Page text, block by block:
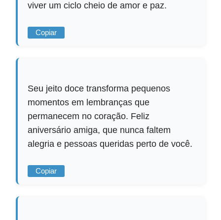
viver um ciclo cheio de amor e paz.
Copiar
Seu jeito doce transforma pequenos
momentos em lembranças que
permanecem no coração. Feliz
aniversário amiga, que nunca faltem
alegria e pessoas queridas perto de você.
Copiar